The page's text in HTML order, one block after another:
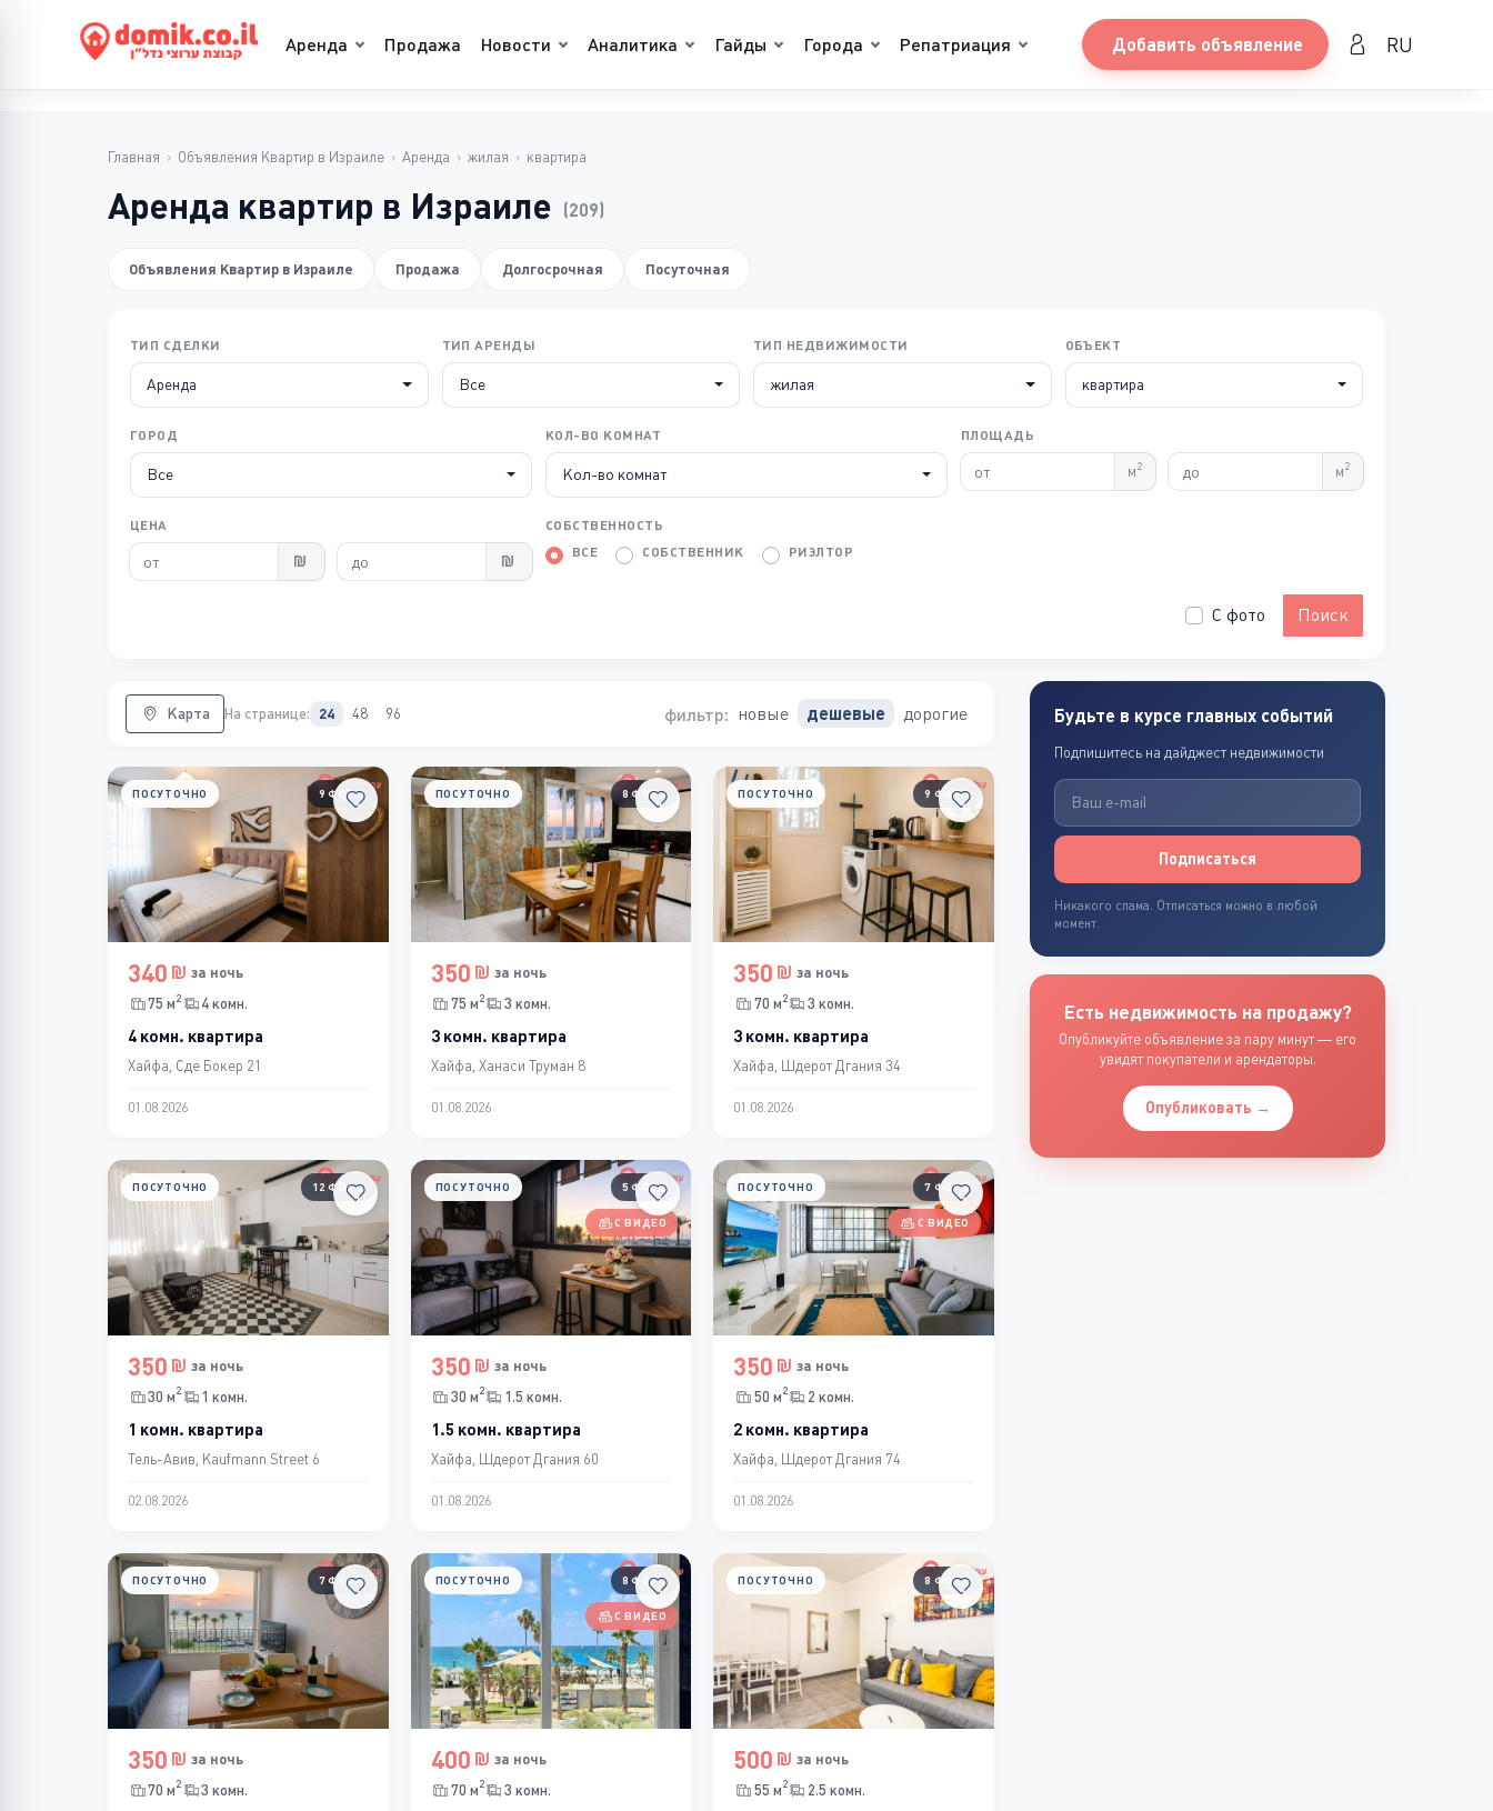
Аренда Продажа Новости Аналитика Гайды Города Репатриация Добавить объявление RU
Главная › Объявления Квартир в Израиле › Аренда › жилая › квартира
Аренда квартир в Израиле (209)
Объявления Квартир в Израиле Продажа Долгосрочная Посуточная
ТИП СДЕЛКИ
Аренда
ТИП АРЕНДЫ
Все
ТИП НЕДВИЖИМОСТИ
жилая
ОБЪЕКТ
квартира
ГОРОД
Все
КОЛ-ВО КОМНАТ
Кол-во комнат
ПЛОЩАДЬ
м2 м2
ЦЕНА
СОБСТВЕННОСТЬ
ВСЕ
СОБСТВЕННИК РИЭЛТОР
С фото Поиск
Карта На странице: 24 48 96 фильтр: новые дешевые дорогие
9 ФОТО
ПОСУТОЧНО
340
за ночь
75 м2 4 комн.
4 комн. квартира
Хайфа, Сде Бокер 21
01.08.2026
8 ФОТО
ПОСУТОЧНО
350
за ночь
75 м2 3 комн.
3 комн. квартира
Хайфа, Ханаси Труман 8
01.08.2026
9 ФОТО
ПОСУТОЧНО
350
за ночь
70 м2 3 комн.
3 комн. квартира
Хайфа, Шдерот Дгания 34
01.08.2026
12 ФОТО
ПОСУТОЧНО
350
за ночь
30 м2 1 комн.
1 комн. квартира
Тель-Авив, Kaufmann Street 6
02.08.2026
5 ФОТО
С ВИДЕО
ПОСУТОЧНО
350
за ночь
30 м2 1.5 комн.
1.5 комн. квартира
Хайфа, Шдерот Дгания 60
01.08.2026
7 ФОТО
С ВИДЕО
ПОСУТОЧНО
350
за ночь
50 м2 2 комн.
2 комн. квартира
Хайфа, Шдерот Дгания 74
01.08.2026
7 ФОТО
ПОСУТОЧНО
350
за ночь
70 м2 3 комн.
8 ФОТО
С ВИДЕО
ПОСУТОЧНО
400
за ночь
70 м2 3 комн.
8 ФОТО
ПОСУТОЧНО
500
за ночь
55 м2 2.5 комн.
Будьте в курсе главных событий
Подпишитесь на дайджест недвижимости
Подписаться
Никакого спама. Отписаться можно в любой
момент.
Есть недвижимость на продажу?
Опубликуйте объявление за пару минут — его
увидят покупатели и арендаторы.
Опубликовать →